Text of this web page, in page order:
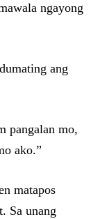
ngayong
ang
pangalan mo,
ako.”
matapos
Sa unang